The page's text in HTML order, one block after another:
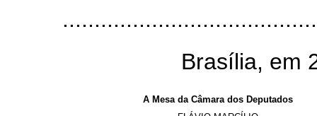
Brasília, em
A Mesa da Câmara dos Deputados